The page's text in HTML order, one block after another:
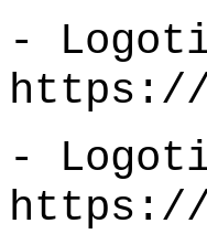
-
https://
-
https://